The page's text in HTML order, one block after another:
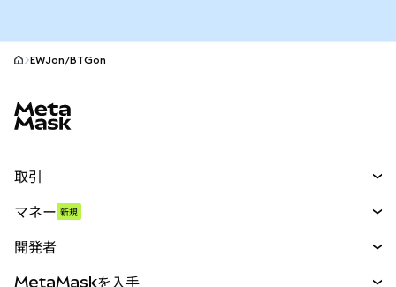
EWJon/BTGon
取引
パーペチュアル
マネー 新規
開発者
MetaMaskを入手